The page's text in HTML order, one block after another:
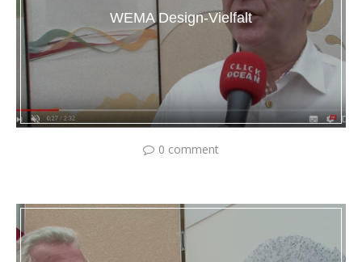
WEMA Design-Vielfalt
0 comment